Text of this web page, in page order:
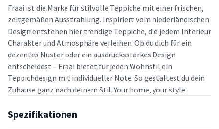
Fraai ist die Marke für stilvolle Teppiche mit einer frischen,
zeitgemäßen Ausstrahlung. Inspiriert vom niederländischen
Design entstehen hier trendige Teppiche, die jedem Interieur
Charakter und Atmosphäre verleihen. Ob du dich für ein
dezentes Muster oder ein ausdrucksstarkes Design
entscheidest – Fraai bietet für jeden Wohnstil ein
Teppichdesign mit individueller Note. So gestaltest du dein
Zuhause ganz nach deinem Stil. Your home, your style.
Spezifikationen